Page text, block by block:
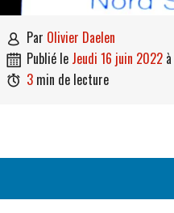
 par Olivier Daelen
 publié le jeudi 16 juin 2022 à
 3 min de lecture